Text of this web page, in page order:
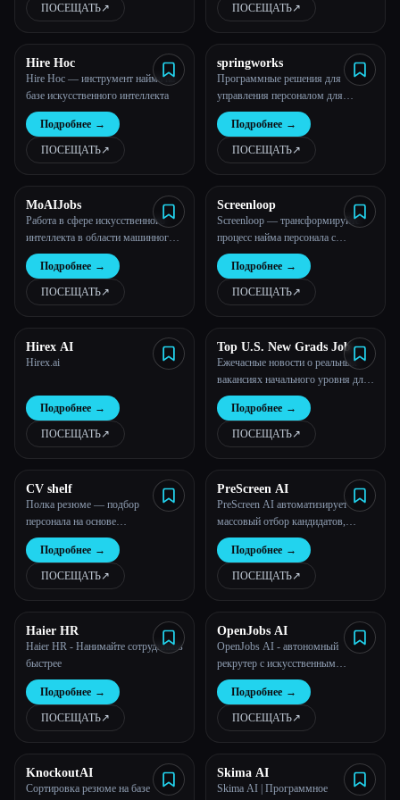
О нас
ПОСЕЩАТЬ↗︎ ПОСЕЩАТЬ↗︎
Hire Hoc
Hire Hoc — инструмент найма на
базе искусственного интеллекта
Подробнее →
ПОСЕЩАТЬ↗︎
springworks
Программные решения для
управления персоналом для
растущего бизнеса
Подробнее →
ПОСЕЩАТЬ↗︎
MoAIJobs
Работа в сфере искусственного
интеллекта в области машинного
обучения, обработки данных,
инженерии, обработки
естественного языка, продаж и т.
д.
Подробнее →
ПОСЕЩАТЬ↗︎
Screenloop
Screenloop — трансформируйте
процесс найма персонала с
помощью нашей платформы для
работы с кадрами на основе
искусственного интеллекта,
включающей аналитику интервью,
интеллектом и комплексную
систему ATS.
Подробнее →
ПОСЕЩАТЬ↗︎
Hirex AI
Hirex.ai
Подробнее →
ПОСЕЩАТЬ↗︎
Top U.S. New Grads Job
Ежечасные новости о реальных
вакансиях начального уровня для
выпускников в одном месте!
Подробнее →
ПОСЕЩАТЬ↗︎
CV shelf
Полка резюме — подбор
персонала на основе
искусственного интеллекта и
создатель описания вакансий
Подробнее →
ПОСЕЩАТЬ↗︎
PreScreen AI
PreScreen AI автоматизирует
массовый отбор кандидатов,
повышая эффективность найма
сотрудников в корпоративных
командах.
Подробнее →
ПОСЕЩАТЬ↗︎
Haier HR
Haier HR - Нанимайте сотрудников
быстрее
Подробнее →
ПОСЕЩАТЬ↗︎
OpenJobs AI
OpenJobs AI - автономный
рекрутер с искусственным
интеллектом
Подробнее →
ПОСЕЩАТЬ↗︎
KnockoutAI
Сортировка резюме на базе
Skima AI
Skima AI | Программное